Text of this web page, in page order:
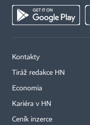
Kontakty
Tiráž redakce HN
Economia
Kariéra v HN
Ceník inzerce